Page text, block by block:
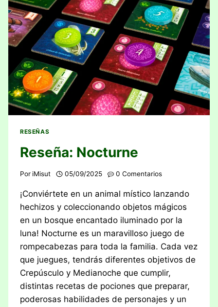
RESEÑAS
Reseña: Nocturne
Por iMisut 05/09/2025 0 Comentarios
¡Conviértete en un animal místico lanzando
hechizos y coleccionando objetos mágicos
en un bosque encantado iluminado por la
luna! Nocturne es un maravilloso juego de
rompecabezas para toda la familia. Cada vez
que juegues, tendrás diferentes objetivos de
Crepúsculo y Medianoche que cumplir,
distintas recetas de pociones que preparar,
poderosas habilidades de personajes y un